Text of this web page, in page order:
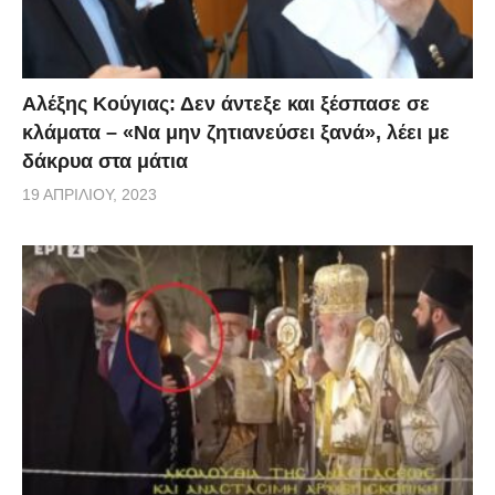
Διαβάστε ολόκληρη τη συνέντευξη του Έντι Ράμα στο
MEGA:
Γιάννης Μούτσος (Γ.Μ.): Κύριε Πρωθυπουργέ αρχικά
να σας ευχαριστήσω και να σας καλωσορίσω στο
MEGA και στην Αθήνα
Εντι Ράμα (Ε.Ρ.): Ευχαριστώ… είναι ευχαρίστησή
μου…
(Γ.Μ.): Ένα από τα μείζονα ζητήματα είναι η
πανδημία του κορωνοϊού, την οποία όλοι μας
κληθήκαμε να αντιμετωπίσουμε. Η Αλβανία -μια
γείτονα χώρα- επίσης χρειάστηκε να αντιμετωπίσει
Αλέξης Κούγιας: Δεν άντεξε και ξέσπασε σε
κλάματα – «Να μην ζητιανεύσει ξανά», λέει με
δάκρυα στα μάτια
19 ΑΠΡΙΛΊΟΥ, 2023